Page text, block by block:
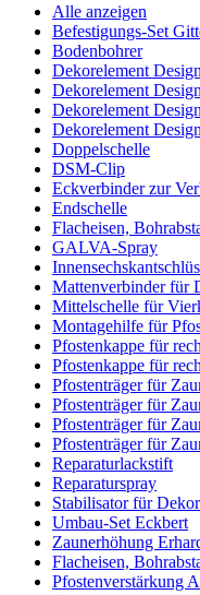
Alle anzeigen
Befestigungs-Set
Bodenbohrer
Dekorelement
Dekorelement
Dekorelement
Dekorelement
Doppelschelle
DSM-Clip
Eckverbinder zur
Endschelle
Flacheisen,
GALVA-Spray
Mattenverbinder für
Mittelschelle für
Montagehilfe für
Pfostenkappe für
Pfostenkappe für
Pfostenträger für
Pfostenträger für
Pfostenträger für
Pfostenträger für
Reparaturlackstift
Reparaturspray
Stabilisator für
Umbau-Set Eckbert
Zaunerhöhung
Flacheisen,
Pfostenverstärkung